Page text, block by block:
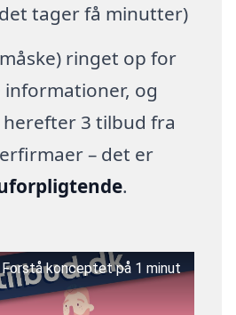
tager få minutter)
ringet op for
og
3 tilbud fra
– det er
.
konceptet på 1 minut